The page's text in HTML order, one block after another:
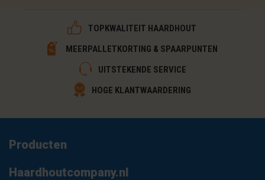
TOPKWALITEIT HAARDHOUT
MEERPALLETKORTING & SPAARPUNTEN
UITSTEKENDE SERVICE
HOGE KLANTWAARDERING
Producten
Haardhoutcompany.nl